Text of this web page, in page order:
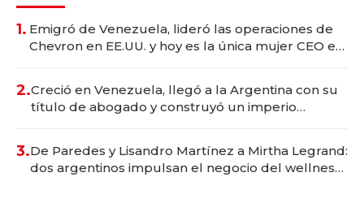
1. Emigró de Venezuela, lideró las operaciones de
Chevron en EE.UU. y hoy es la única mujer CEO en
2.Creció en Venezuela, llegó a la Argentina con su
título de abogado y construyó un imperio
3.De Paredes y Lisandro Martínez a Mirtha Legrand:
dos argentinos impulsan el negocio del wellness